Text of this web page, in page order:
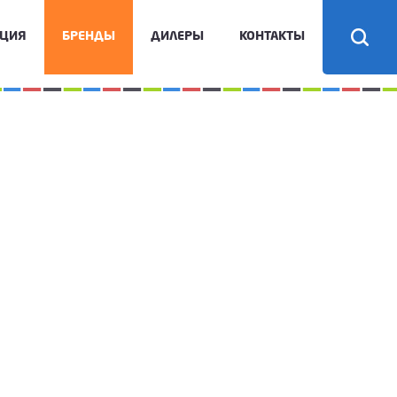
БРЕНДЫ ДИЛЕРЫ КОНТАКТЫ